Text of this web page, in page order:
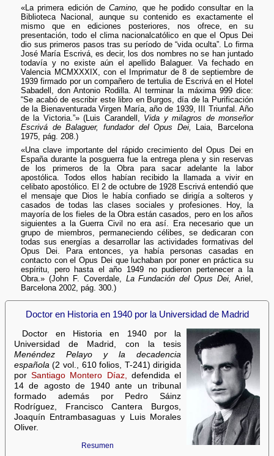
«La primera edición deCamino, que he podido consultar en la
Biblioteca Nacional, aunque su contenido es exactamente el
mismo que en ediciones posteriores, nos ofrece, en su
presentación, todo el clima nacionalcatólico en que el Opus Dei
dio sus primeros pasos tras su período de “vida oculta”. Lo firma
José María Escrivá, es decir, los dos nombres no se han juntado
todavía y no existe aún el apellido Balaguer. Va fechado en
Valencia MCMXXXIX, con el Imprimatur de 8 de septiembre de
1939 firmado por un compañero de tertulia de Escrivá en el Hotel
Sabadell, don Antonio Rodilla. Al terminar la máxima 999 dice:
“Se acabó de escribir este libro en Burgos, día de la Purificación
de la Bienaventurada Virgen María, año de 1939, III Triunfal. Año
de la Victoria.”» (Luis Carandell, Vida y milagros de monseñor
Escrivá de Balaguer, fundador del Opus Dei,
Laia, Barcelona
1975, pág. 208.)
«Una clave importante del rápido crecimiento del Opus Dei en
España durante la posguerra fue la entrega plena y sin reservas
de los primeros de la Obra para sacar adelante la labor
apostólica. Todos ellos habían recibido la llamada a vivir en
celibato apostólico. El 2 de octubre de 1928 Escrivá entendió que
el mensaje que Dios le había confiado se dirigía a solteros y
casados de todas las clases sociales y profesiones. Hoy, la
mayoría de los fieles de la Obra están casados, pero en los años
siguientes a la Guerra Civil no era así. Era necesario que un
grupo de miembros, permaneciendo célibes, se dedicaran con
todas sus energías a desarrollar las actividades formativas del
Opus Dei. Para entonces, ya había personas casadas en
contacto con el Opus Dei que luchaban por poner en práctica su
espíritu, pero hasta el año 1949 no pudieron pertenecer a la
Obra.» (John F. Coverdale, La Fundación del Opus Dei,
Ariel,
Barcelona 2002, pág. 300.)
Doctor en Historia en 1940 por la Universidad de Madrid
Doctor en Historia en 1940 por la
Universidad de Madrid, con la tesis
Menéndez Pelayo y la decadencia
española (2 vol., 610 folios, T-241) dirigida
porSantiago Montero Díaz,
defendida el
14 de agosto de 1940 ante un tribunal
formado además por Pedro Sáinz
Rodríguez, Francisco Cantera Burgos,
Joaquín Entrambasaguas y Luis Morales
Oliver.
Resumen